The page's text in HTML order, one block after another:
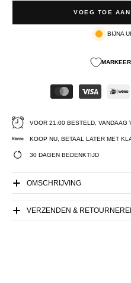
VOEG TOE AAN
BIJNA
VOOR 21:00 BESTELD, VANDAAG
KOOP NU, BETAAL LATER MET
30 DAGEN BEDENKTIJD
OMSCHRIJVING
VERZENDEN &